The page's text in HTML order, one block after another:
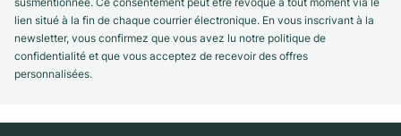
lien situé à la fin de chaque courrier électronique. En vous inscrivant à la
newsletter, vous confirmez que vous avez lu notre politique de
confidentialité et que vous acceptez de recevoir des offres
personnalisées.